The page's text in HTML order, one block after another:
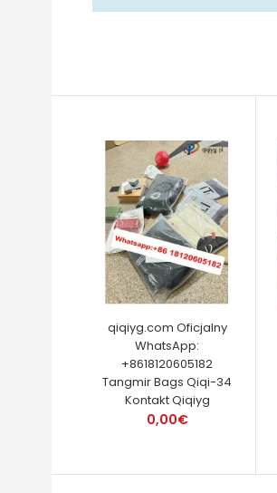
qiqiyg.com Oficjalny
WhatsApp:
+8618120605182
Tangmir Bags Qiqi-34
Kontakt Qiqiyg
0,00€